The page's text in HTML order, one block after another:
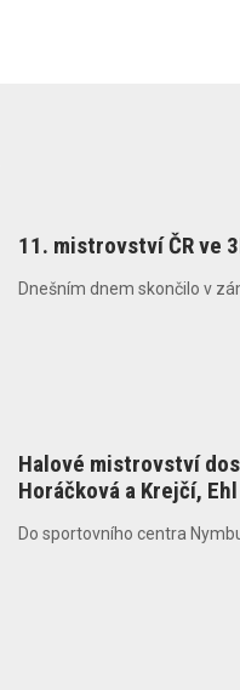
11. mistrovství ČR ve
Dnešním dnem skončilo v
Halové mistrovství
Horáčková a Krejčí,
Do sportovního centra